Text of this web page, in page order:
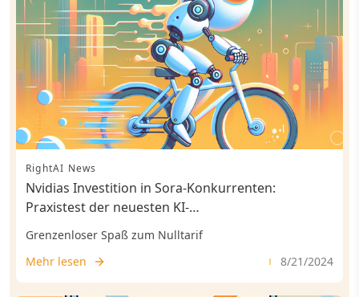
erfordert ein Umdenken in Bezug auf Autorschaft,
Originalität und die Rolle der Technologie im
wissenschaftlichen Prozess. Nur durch eine
proaktive Auseinandersetzung mit diesen Fragen
kann die akademische Welt die Integrität der
Forschung im KI-Zeitalter sicherstellen.
RightAI News
Nvidias Investition in Sora-Konkurrenten:
Praxistest der neuesten KI-
Videogenerierungstechnologie
Grenzenloser Spaß zum Nulltarif
Mehr lesen
8/21/2024